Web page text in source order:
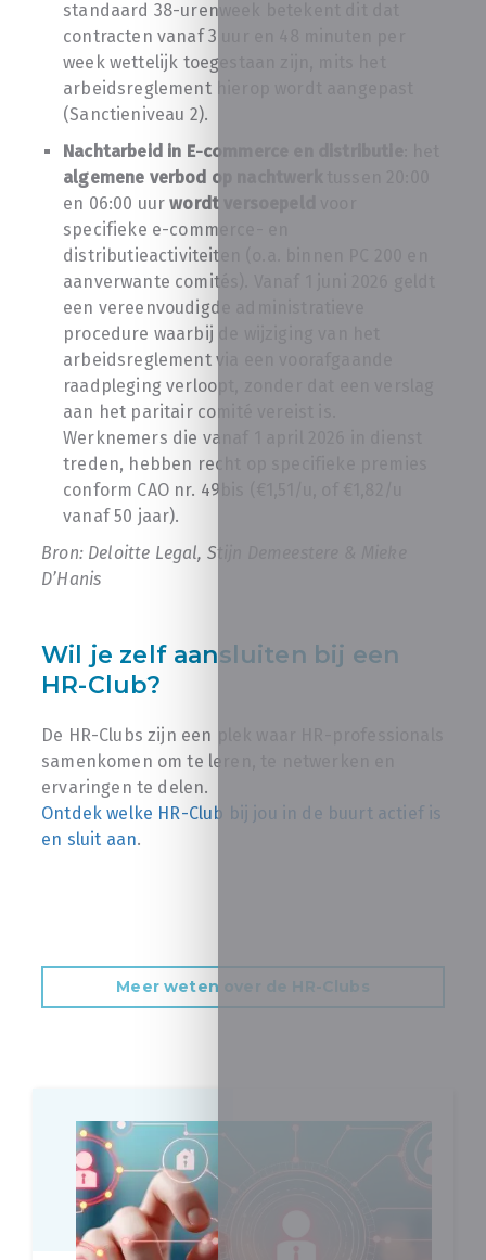
standaard 38-urenweek betekent dit dat
contracten vanaf 3 uur en 48 minuten per
week wettelijk toegestaan zijn, mits het
arbeidsreglement hierop wordt aangepast
(Sanctieniveau 2).
Nachtarbeid in E-commerce en distributie
algemene verbod op nachtwerk
en 06:00 uurwordt versoepeld
specifieke e-commerce- en
distributieactiviteiten (o.a. binnen PC 200 en
aanverwante comités). Vanaf 1 juni 2026 geldt
een vereenvoudigde administratieve
procedure waarbij de wijziging van het
arbeidsreglement via een voorafgaande
raadpleging verloopt, zonder dat een verslag
aan het paritair comité vereist is.
Werknemers die vanaf 1 april 2026 in dienst
treden, hebben recht op specifieke premies
conform CAO nr. 49bis (€1,51/u, of €1,82/u
vanaf 50 jaar).
Bron: Deloitte Legal, Stijn Demeestere & Mieke
D’Hanis
Wil je zelf aansluiten bij een
HR-Club?
De HR-Clubs zijn een plek waar HR-professionals
samenkomen om te leren, te netwerken en
ervaringen te delen.
Ontdek welke HR-Club bij jou in de buurt actief is
en sluit aan.
Meer weten over de HR-Clubs